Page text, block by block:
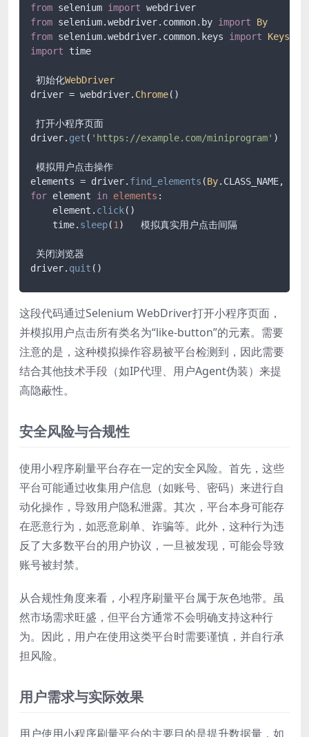
from selenium import
from selenium.webdriver. common. by import
By
from selenium.webdriver. common. keys import
Keys
import time
初始化WebDriver
driver = webdriver. Chrome()
打开小程序页面
driver. get ( 'https://example.com/miniprogram' )
模拟用户点击操作
elements = driver. find_elements (By. CLASS_NAME,
for element in elements :
    element.
click()
    time.
sleep(1 )   模拟真实用户点击间隔
关闭浏览器
driver. quit ()
这段代码通过Selenium WebDriver打开小程序页面，
并模拟用户点击所有类名为“like-button”的元素。需要
注意的是，这种模拟操作容易被平台检测到，因此需要
结合其他技术手段（如IP代理、用户Agent伪装）来提
高隐蔽性。
安全风险与合规性
使用小程序刷量平台存在一定的安全风险。首先，这些
平台可能通过收集用户信息（如账号、密码）来进行自
动化操作，导致用户隐私泄露。其次，平台本身可能存
在恶意行为，如恶意刷单、诈骗等。此外，这种行为违
反了大多数平台的用户协议，一旦被发现，可能会导致
账号被封禁。
从合规性角度来看，小程序刷量平台属于灰色地带。虽
然市场需求旺盛，但平台方通常不会明确支持这种行
为。因此，用户在使用这类平台时需要谨慎，并自行承
担风险。
用户需求与实际效果
用户使用小程序刷量平台的主要目的是提升数据量，如